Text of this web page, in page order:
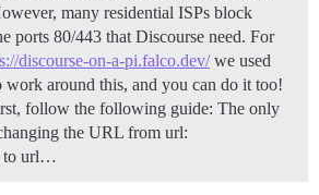
many residential ISPs block
ports 80/443 that Discourse need. For
discourse-on-a-pi.falco.dev/we used
work around this, and you can do it too!
follow the following guide: The only
the URL from url:
to url…